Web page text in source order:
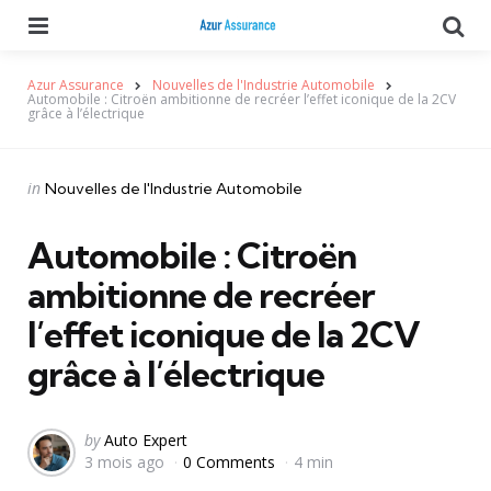
Azur Assurance Nouvelles de l'Industrie Automobile
Automobile : Citroën ambitionne de recréer l’effet iconique de la 2CV
grâce à l’électrique
Categories
Posted
in Nouvelles de l'Industrie Automobile
Automobile : Citroën
ambitionne de recréer
l’effet iconique de la 2CV
grâce à l’électrique
Posted
by
by Auto Expert
3 mois ago
0 Comments 4 min